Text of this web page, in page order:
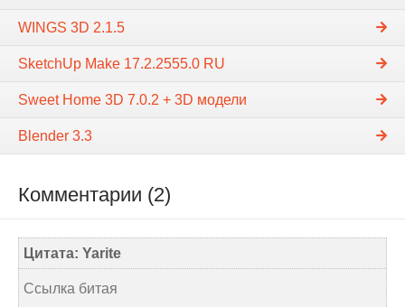
WINGS 3D 2.1.5
SketchUp Make 17.2.2555.0 RU
Sweet Home 3D 7.0.2 + 3D модели
Blender 3.3
Комментарии (2)
Цитата: Yarite
Ссылка битая